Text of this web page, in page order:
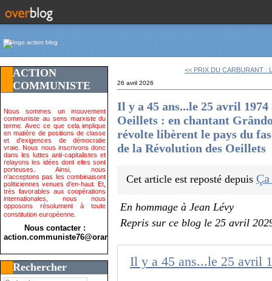
ACTION
COMMUNISTE
Nous sommes un mouvement
communiste au sens marxiste du
terme. Avec ce que cela implique
en matière de positions de classe
et d'exigences de démocratie
vraie. Nous nous inscrivons donc
dans les luttes anti-capitalistes et
relayons les idées dont elles sont
porteuses. Ainsi, nous
n'acceptons pas les combinaisont
politiciennes venues d'en-haut. Et,
très favorables aux coopérations
internationales, nous nous
opposons résolument à toute
constitution européenne.
Nous contacter :
action.communiste76@orange.fr>
Rechercher
<< PRIX DU CARBURANT :
26 avril 2026
Il y a 45 ans...le 25 avril
Oeillets : en chantant
révolte libèrent le pays du
de la Révolution des Oeillets
Cet article est reposté depuis
En hommage à Jean Lévy
Repris sur ce blog le 25 avril